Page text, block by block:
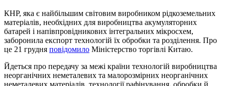
КНР, яка є найбільшим світовим виробником рідкоземельних
матеріалів, необхідних для виробництва акумуляторних
батарей і напівпровідникових інтегральних мікросхем,
заборонила експорт технологій їх обробки та розділення. Про
це 21 грудня повідомило Міністерство торгівлі Китаю.
Йдеться про передачу за межі країни технологій виробництва
неорганічних неметалевих та малорозмірних неорганічних
неметалевих матеріалів, технології рафінування, обробки й